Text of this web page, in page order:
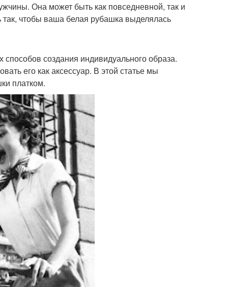
Она может быть как повседневной, так и
так, чтобы ваша белая рубашка выделялась
создания индивидуального образа.
его как аксессуар. В этой статье мы
платком.